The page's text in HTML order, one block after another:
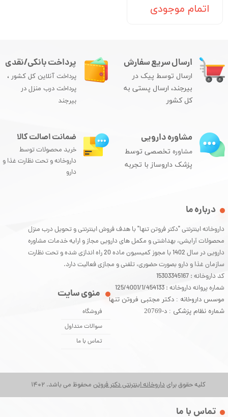
اتمام موجودی
کلیه حقوق برایداروخانه اینترنتی دکتر فروتن محفوظ می باشد. 1402
ارسال سریع سفارش
ارسال توسط پیک در
بیرجند، ارسال پستی به
کل کشور
درباره ما
داروخانه اینترنتی "دکتر فروتن تنها" با هدف فروش اینترنتی و تحویل درب منزل
محصولات آرایشی، بهداشتی و مکمل های دارویی مجاز و ارایه خدمات مشاوره
دارویی در سال 1402 با مجوز کمیسیون ماده 20 راه اندازی شده و تحت نظارت
سازمان غذا و دارو بصورت حضوری، تلفنی و مجازی فعالیت دارد.
کد داروخانه : 15303345167
شماره پروانه داروخانه : 125/4001/1/454133
موسس داروخانه : دکتر مجتبی فروتن تنها
شماره نظام پزشکی : د-20769
منوی سایت
فروشگاه
سوالات متداول
تماس با ما
پرداخت بانکی/نقدی
پرداخت آنلاین کل کشور ،
پرداخت درب منزل در
بیرجند
مشاوره دارویی
مشاوره تخصصی توسط
پزشک داروساز با تجربه
ضمانت اصالت کالا
خرید محصولات توسط
داروخانه و تحت نظارت غذا و
دارو
​تماس با ما